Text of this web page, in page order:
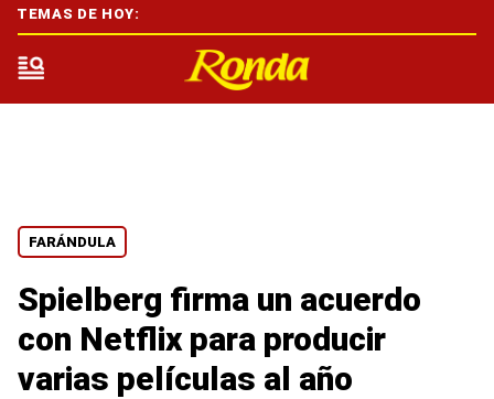
FARÁNDULA
Spielberg firma un acuerdo
con Netflix para producir
varias películas al año
TEMAS DE HOY: